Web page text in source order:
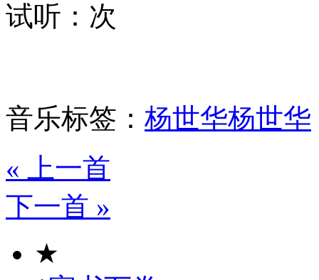
试听： 次
音乐标签： 杨世华杨世华
« 上一首
下一首 »
★